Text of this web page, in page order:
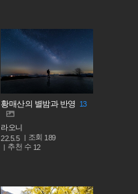
황매산의 별밤과 반영 13
라오니
22.5.5
조회 189
추천 수 12